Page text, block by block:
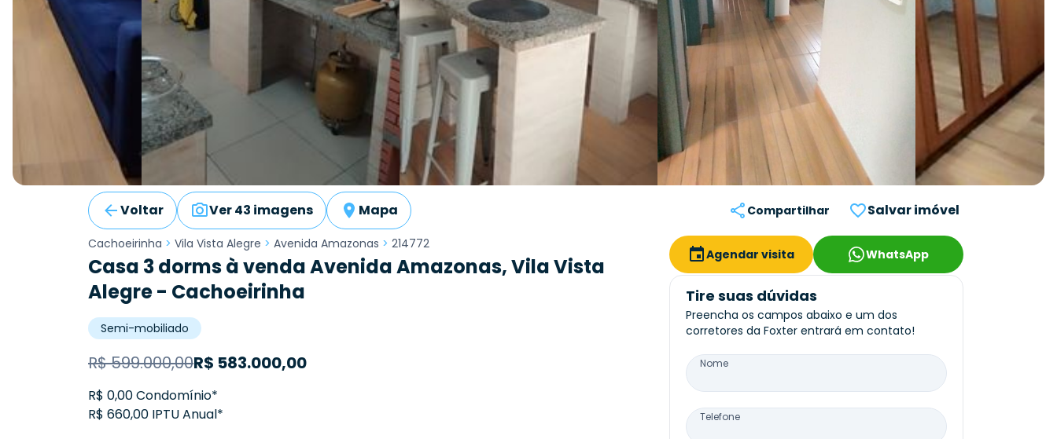
Voltar Ver 43 imagens Mapa Compartilhar Salvar imóvel
Cachoeirinha > Vila Vista Alegre > Avenida Amazonas > 214772
Casa 3 dorms à venda Avenida Amazonas, Vila Vista
Alegre - Cachoeirinha
Semi-mobiliado
R$599.000,00R$ 583.000,00
R$ 0,00 Condomínio*
R$ 660,00 IPTU Anual*
Agendar visita WhatsApp
Tire suas dúvidas
Preencha os campos abaixo e um dos
corretores da Foxter entrará em contato!
Nome
Telefone